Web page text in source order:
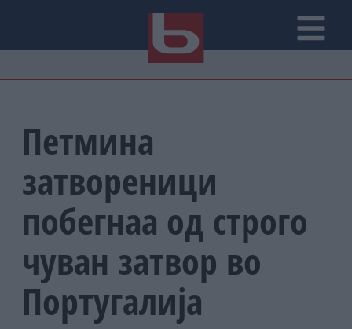
Петмина
затвореници
побегнаа од строго
чуван затвор во
Португалија